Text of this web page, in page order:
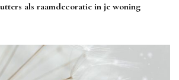
als raamdecoratie in je woning